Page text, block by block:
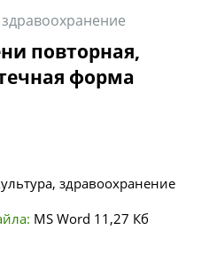
повторная,
форма
здравоохранение
MS Word 11,27 Кб